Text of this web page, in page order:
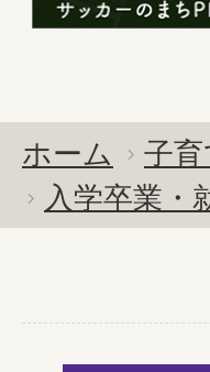
ホーム 子
入学卒業・